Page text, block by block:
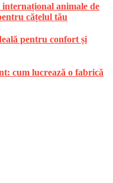
animale de
cățelul tău
pentru confort și
cum lucrează o fabrică